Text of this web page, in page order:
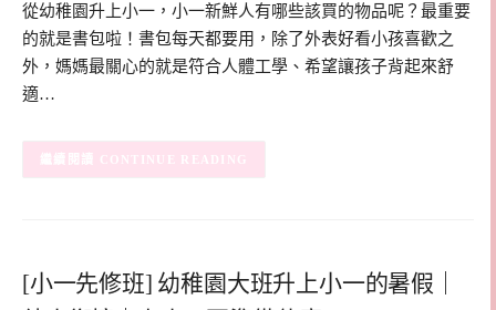
從幼稚園升上小一，小一新鮮人有哪些該買的物品呢？最重要
的就是書包啦！書包每天都要用，除了外表好看小孩喜歡之
外，媽媽最關心的就是符合人體工學、希望讓孩子背起來舒
適…
CONTINUE READING
[小一先修班] 幼稚園大班升上小一的暑假｜